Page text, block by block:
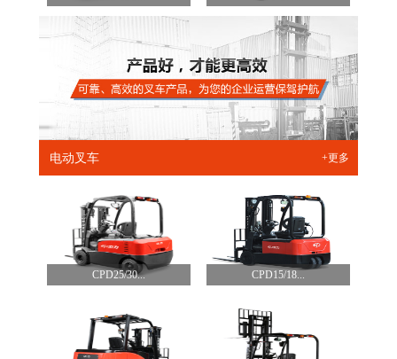
电动叉车 +更多
CPD25/30... CPD15/18...